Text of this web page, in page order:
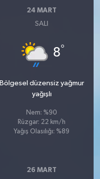
24 MART
SALI
8°
Bölgesel düzensiz yağmur
yağışlı
Nem: %90
Rüzgar: 22 km/h
Yağış Olasılığı: %89
26 MART